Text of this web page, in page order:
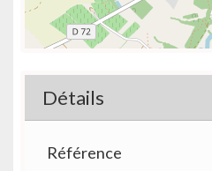
Détails
Référence